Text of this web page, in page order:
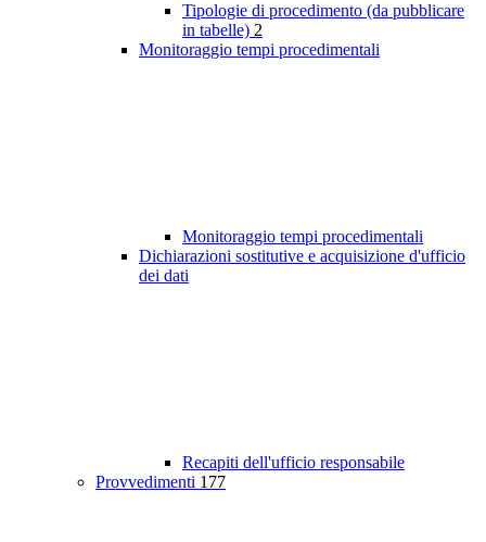
Tipologie di procedimento (da pubblicare
in tabelle) 2
Monitoraggio tempi procedimentali
Monitoraggio tempi procedimentali
Dichiarazioni sostitutive e acquisizione d'ufficio
dei dati
Recapiti dell'ufficio responsabile
Provvedimenti 177